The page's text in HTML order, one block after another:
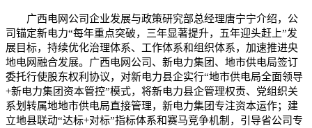
广西电网公司企业发展与政策研究部总经理唐宁宁介绍，公
司锚定新电力“每年重点突破，三年显著提升，五年迎头赶上”发
展目标，持续优化治理体系、工作体系和组织体系，加速推进央
地电网融合发展。广西电网公司、新电力集团、地市供电局签订
委托行使股东权利协议，对新电力县企实行“地市供电局全面领导
+新电力集团资本管控”模式，将新电力县企管理权责、党组织关
系划转属地地市供电局直接管理，新电力集团专注资本运作；建
立地县联动“达标+对标”指标体系和赛马竞争机制，引导省公司专